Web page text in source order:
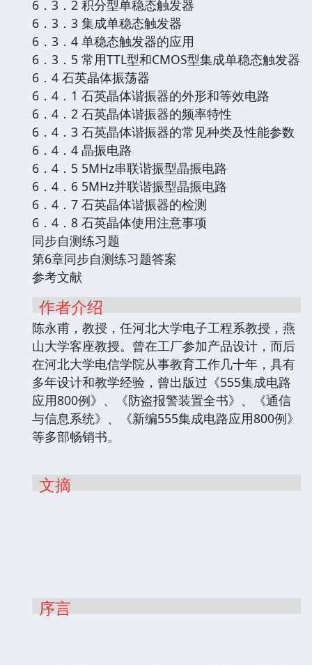
6．3．2 积分型单稳态触发器
6．3．3 集成单稳态触发器
6．3．4 单稳态触发器的应用
6．3．5 常用TTL型和CMOS型集成单稳态触发器
6．4 石英晶体振荡器
6．4．1 石英晶体谐振器的外形和等效电路
6．4．2 石英晶体谐振器的频率特性
6．4．3 石英晶体谐振器的常见种类及性能参数
6．4．4 晶振电路
6．4．5 5MHz串联谐振型晶振电路
6．4．6 5MHz并联谐振型晶振电路
6．4．7 石英晶体谐振器的检测
6．4．8 石英晶体使用注意事项
同步自测练习题
第6章同步自测练习题答案
参考文献
作者介绍
陈永甫，教授，任河北大学电子工程系教授，燕
山大学客座教授。曾在工厂参加产品设计，而后
在河北大学电信学院从事教育工作几十年，具有
多年设计和教学经验，曾出版过《555集成电路
应用800例》、《防盗报警装置全书》、《通信
与信息系统》、《新编555集成电路应用800例》
等多部畅销书。
文摘
序言